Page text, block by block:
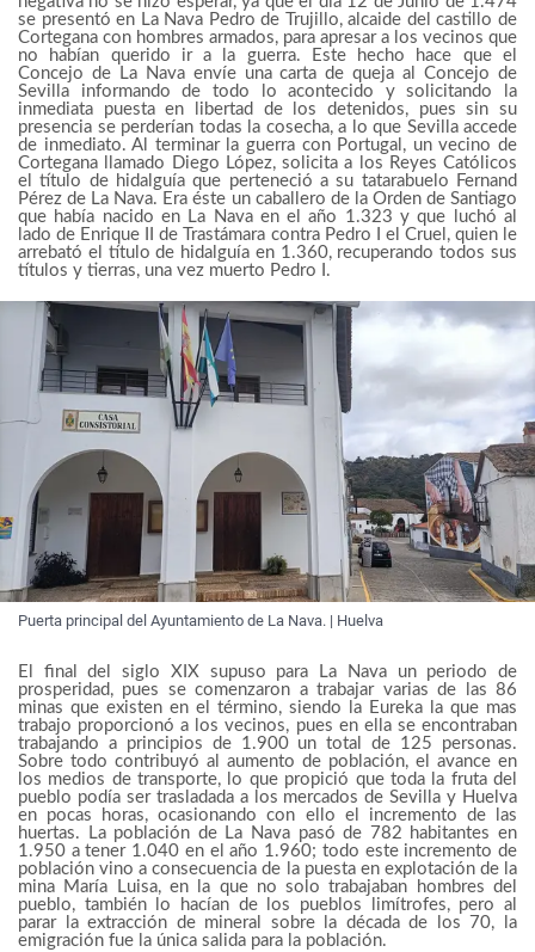
se presentó en La Nava Pedro de Trujillo, alcaide del castillo de
Cortegana con hombres armados, para apresar a los vecinos que
no habían querido ir a la guerra. Este hecho hace que el
Concejo de La Nava envíe una carta de queja al Concejo de
Sevilla informando de todo lo acontecido y solicitando la
inmediata puesta en libertad de los detenidos, pues sin su
presencia se perderían todas la cosecha, a lo que Sevilla accede
de inmediato. Al terminar la guerra con Portugal, un vecino de
Cortegana llamado Diego López, solicita a los Reyes Católicos
el título de hidalguía que perteneció a su tatarabuelo Fernand
Pérez de La Nava. Era éste un caballero de la Orden de Santiago
que había nacido en La Nava en el año 1.323 y que luchó al
lado de Enrique II de Trastámara contra Pedro I el Cruel, quien le
arrebató el título de hidalguía en 1.360, recuperando todos sus
títulos y tierras, una vez muerto Pedro I.
Puerta principal del Ayuntamiento de La Nava. | Huelva
El final del siglo XIX supuso para La Nava un periodo de
prosperidad, pues se comenzaron a trabajar varias de las 86
minas que existen en el término, siendo la Eureka la que mas
trabajo proporcionó a los vecinos, pues en ella se encontraban
trabajando a principios de 1.900 un total de 125 personas.
Sobre todo contribuyó al aumento de población, el avance en
los medios de transporte, lo que propició que toda la fruta del
pueblo podía ser trasladada a los mercados de Sevilla y Huelva
en pocas horas, ocasionando con ello el incremento de las
huertas. La población de La Nava pasó de 782 habitantes en
1.950 a tener 1.040 en el año 1.960; todo este incremento de
población vino a consecuencia de la puesta en explotación de la
mina María Luisa, en la que no solo trabajaban hombres del
pueblo, también lo hacían de los pueblos limítrofes, pero al
parar la extracción de mineral sobre la década de los 70, la
emigración fue la única salida para la población.